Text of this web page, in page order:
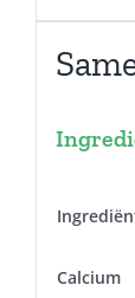
Calcium